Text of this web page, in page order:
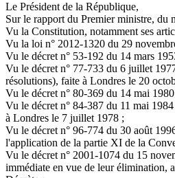
Le Président de la République,
Sur le rapport du Premier ministre, du
Vu la Constitution, notamment ses
Vu la loi n° 2012-1320 du 29
Vu le décret n° 53-192 du 14 mars
Vu le décret n° 77-733 du 6 juillet
résolutions), faite à Londres le 20
Vu le décret n° 80-369 du 14 mai
Vu le décret n° 84-387 du 11 mai
à Londres le 7 juillet 1978 ;
Vu le décret n° 96-774 du 30 août
l'application de la partie XI de la
Vu le décret n° 2001-1074 du 15
immédiate en vue de leur élimination,